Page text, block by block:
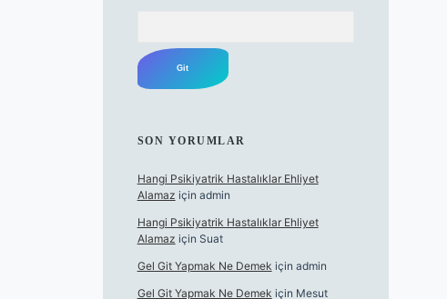
SON YORUMLAR
Hangi Psikiyatrik Hastalıklar Ehliyet
Alamaz için admin
Hangi Psikiyatrik Hastalıklar Ehliyet
Alamaz için Suat
Gel Git Yapmak Ne Demek için admin
Gel Git Yapmak Ne Demek için Mesut